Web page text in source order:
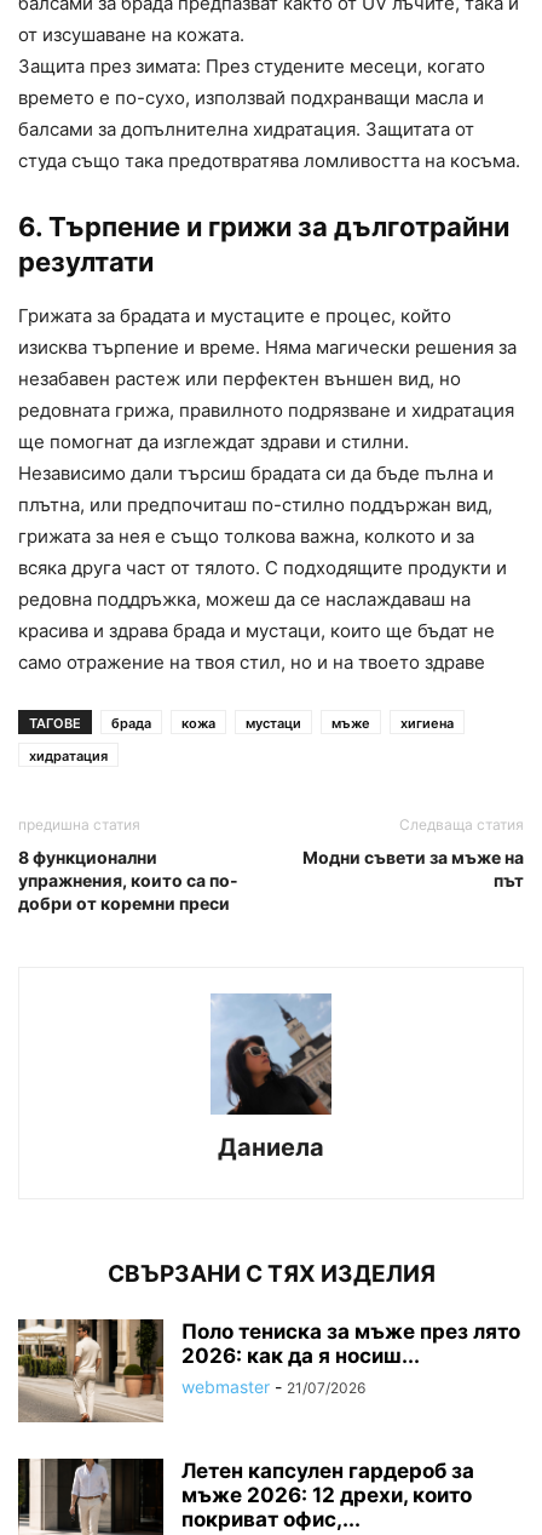
от изсушаване на кожата.
Защита през зимата: През студените месеци, когато
времето е по-сухо, използвай подхранващи масла и
балсами за допълнителна хидратация. Защитата от
студа също така предотвратява ломливостта на косъма.
6. Търпение и грижи за дълготрайни
резултати
Грижата за брадата и мустаците е процес, който
изисква търпение и време. Няма магически решения за
незабавен растеж или перфектен външен вид, но
редовната грижа, правилното подрязване и хидратация
ще помогнат да изглеждат здрави и стилни.
Независимо дали търсиш брадата си да бъде пълна и
плътна, или предпочиташ по-стилно поддържан вид,
грижата за нея е също толкова важна, колкото и за
всяка друга част от тялото. С подходящите продукти и
редовна поддръжка, можеш да се наслаждаваш на
красива и здрава брада и мустаци, които ще бъдат не
само отражение на твоя стил, но и на твоето здраве
ТАГОВЕ брада кожа мустаци мъже
хигиена
хидратация
предишна статия
8 функционални
упражнения, които са по-
добри от коремни преси
Следваща статия
Модни съвети за мъже на
път
Даниела
СВЪРЗАНИ С ТЯХ ИЗДЕЛИЯ
Поло тениска за мъже през лято
2026: как да я носиш...
webmaster - 21/07/2026
Летен капсулен гардероб за
мъже 2026: 12 дрехи, които
покриват офис,...